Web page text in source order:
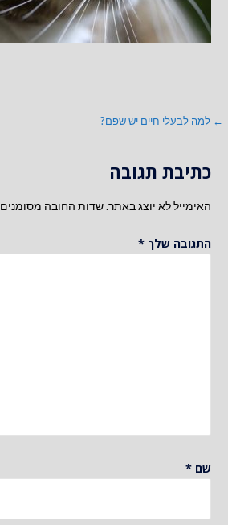
ניווט
← למה לבעלי חיים יש שפם?
כתיבת תגובה
האימייל לא יוצג באתר.שדות החובה מסומנים
התגובה שלך *
שם *